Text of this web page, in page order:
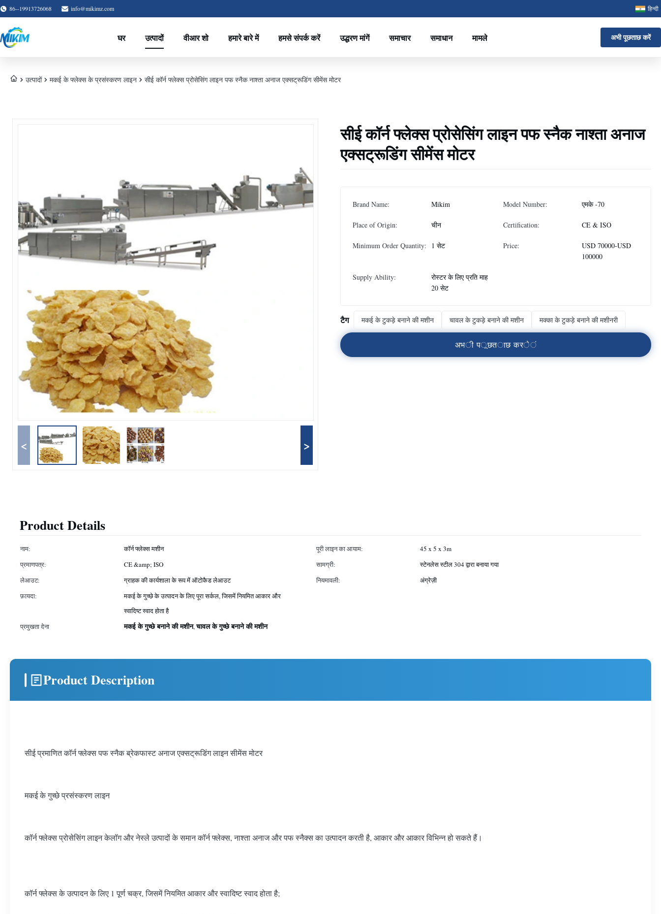
86--19913726068 info@mikimz.com हिन्दी
घर उत्पादों वीआर शो हमारे बारे में हमसे संपर्क करें उद्धरण मांगें समाचार समाधान मामले अभी पूछताछ करें
उत्पादों मकई के फ्लेक्स के प्रसंस्करण लाइन सीई कॉर्न फ्लेक्स प्रोसेसिंग लाइन पफ स्नैक नाश्ता अनाज एक्सट्रूडिंग सीमेंस मोटर
< >
सीई कॉर्न फ्लेक्स प्रोसेसिंग लाइन पफ स्नैक नाश्ता अनाज
एक्सट्रूडिंग सीमेंस मोटर
Brand Name: Mikim Model Number: एमके -70
Place of Origin: चीन Certification: CE & ISO
Minimum Order Quantity: 1 सेट Price:
USD 70000-USD
100000
Supply Ability:
रोस्टर के लिए प्रति माह
20 सेट
टैग मकई के टुकड़े बनाने की मशीन चावल के टुकड़े बनाने की मशीन मक्का के टुकड़े बनाने की मशीनरी
अभी पूछताछ करें
Product Details
नाम: कॉर्न फ्लेक्स मशीन पूरी लाइन का आयाम:
45 x 5 x 3m
प्रमाणपत्र:
CE &amp; ISO सामग्री:
स्टेनलेस स्टील 304 द्वारा बनाया गया
लेआउट:
ग्राहक की कार्यशाला के रूप में ऑटोकैड लेआउट नियमावली:
अंग्रेज़ी
फ़ायदा:
मकई के गुच्छे के उत्पादन के लिए पूरा सर्कल, जिसमें नियमित आकार और
स्वादिष्ट स्वाद होता है
प्रमुखता देना
मकई के गुच्छे बनाने की मशीन,चावल के गुच्छे बनाने की मशीन
Product Description
सीई प्रमाणित कॉर्न फ्लेक्स पफ स्नैक ब्रेकफास्ट अनाज एक्सट्रूडिंग लाइन सीमेंस मोटर
मकई के गुच्छे प्रसंस्करण लाइन
कॉर्न फ्लेक्स प्रोसेसिंग लाइन केलॉग और नेस्ले उत्पादों के समान कॉर्न फ्लेक्स, नाश्ता अनाज और पफ स्नैक्स का उत्पादन करती है, आकार और आकार विभिन्न हो सकते हैं।
कॉर्न फ्लेक्स के उत्पादन के लिए 1 पूर्ण चक्र, जिसमें नियमित आकार और स्वादिष्ट स्वाद होता है;